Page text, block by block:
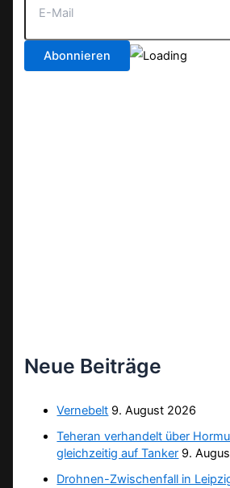
Neue Beiträge
Vernebelt 9. August 2026
Teheran verhandelt über
gleichzeitig auf Tanker 9.
Drohnen-Zwischenfall in